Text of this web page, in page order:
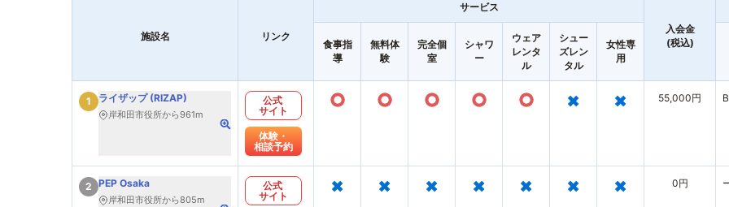
施設名 リンク
サービス
入会金
(税込)
食事指
導
無料体
験
完全個
室
シャワ
ー
ウェア
レンタ
ル
シュー
ズレン
タル
女性専
用
1 ライザップ (RIZAP)
岸和田市役所から961m
公式
サイト
体験・
相談予約
○ ○ ○ ○ ○ × × 55,000円
2 PEP Osaka
岸和田市役所から805m
公式
サイト
× × × × × × × 0円